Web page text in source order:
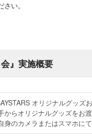
い。
』実施概要
オリジナルグッズ
からオリジナルグッズをお
身のカメラまたはスマホに